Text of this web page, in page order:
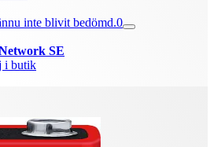
inte blivit bedömd.0
SE
i butik